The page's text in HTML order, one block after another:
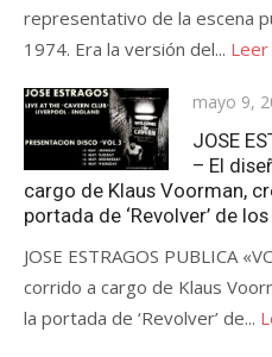
representativo de la escena
1974. Era la versión del...
Publicada
el
mayo 9,
JOSE
– El
cargo de Klaus Voorman,
portada de ‘Revolver’ de
JOSE ESTRAGOS PUBLICA
corrido a cargo de Klaus
la portada de ‘Revolver’ de...